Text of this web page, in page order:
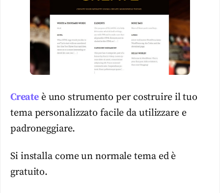
Createè uno strumento per costruire il tuo
tema personalizzato facile da utilizzare e
padroneggiare.
Si installa come un normale tema ed è
gratuito.